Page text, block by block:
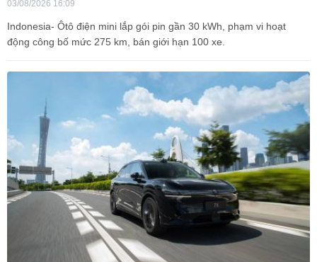
03/08/2026 16:09
Indonesia- Ôtô điện mini lắp gói pin gần 30 kWh, phạm vi hoạt
động công bố mức 275 km, bán giới hạn 100 xe.